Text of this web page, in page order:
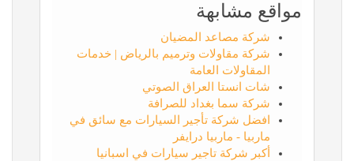
مواقع مشابهة
شركة مصاعد المضيان
شركة مقاولات وترميم بالرياض | خدمات
المقاولات العامة
شات انستا العراق الصوتي
شركة سما بغداد للصرافة
افضل شركة تأجير السيارات مع سائق في
ماربيا - ماربيا درايفر
أكبر شركة تاجير سيارات في اسبانيا